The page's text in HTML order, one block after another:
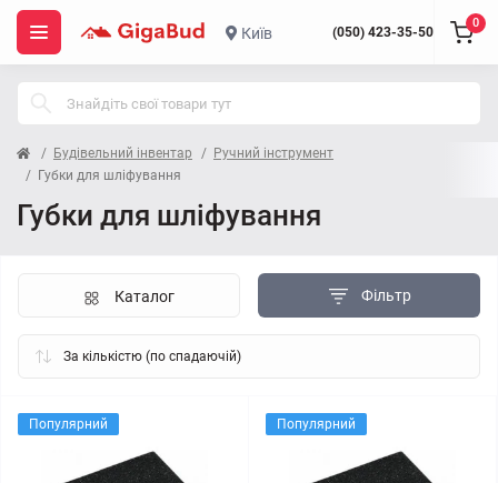
Київ (050) 423-35-50
0
Будівельний інвентар
Ручний інструмент
Губки для шліфування
Губки для шліфування
Фільтр
Каталог
Популярний Популярний